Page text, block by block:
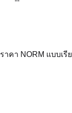
ราคา NORM แบบเรี